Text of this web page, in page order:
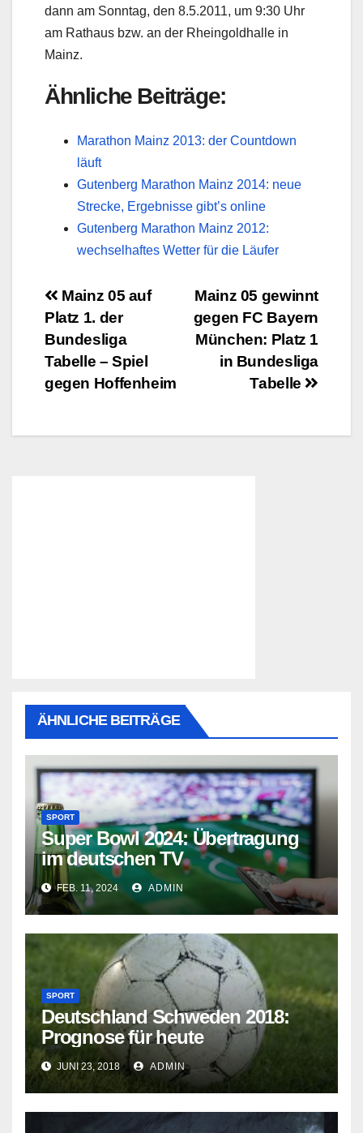
dann am Sonntag, den 8.5.2011, um 9:30 Uhr
am Rathaus bzw. an der Rheingoldhalle in
Mainz.
Ähnliche Beiträge:
Marathon Mainz 2013: der Countdown
läuft
Gutenberg Marathon Mainz 2014: neue
Strecke, Ergebnisse gibt’s online
Gutenberg Marathon Mainz 2012:
wechselhaftes Wetter für die Läufer
BeitragsnavigationMainz 05 gewinnt
gegen FC Bayern
München: Platz 1
in Bundesliga
Tabelle
Mainz 05 auf
Platz 1. der
Bundesliga
Tabelle – Spiel
gegen Hoffenheim
ÄHNLICHE BEITRÄGE
SPORT
Super Bowl 2024: Übertragung
im deutschen TV
FEB. 11, 2024 ADMIN
SPORT
Deutschland Schweden 2018:
Prognose für heute
JUNI 23, 2018 ADMIN